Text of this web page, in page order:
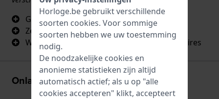
Goede kwaliteit
Zeer praktisch en veelzijdig
Wordt geleverd met alle benodigde accessoires
Onlangs bekeken
Horloge.be gebruikt verschillende
soorten cookies. Voor sommige
soorten hebben we uw toestemming
nodig.
De noodzakelijke cookies en
anonieme statistieken zijn altijd
automatisch actief; als u op "alle
cookies accepteren" klikt, accepteert